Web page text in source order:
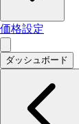
価格設定
ダッシュボード